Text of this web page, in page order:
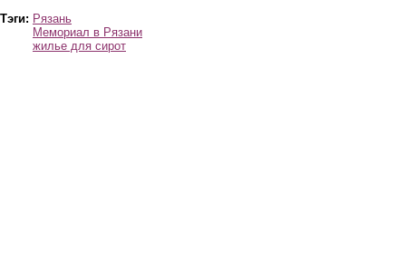
Тэги: Рязань
Мемориал в Рязани
жилье для сирот